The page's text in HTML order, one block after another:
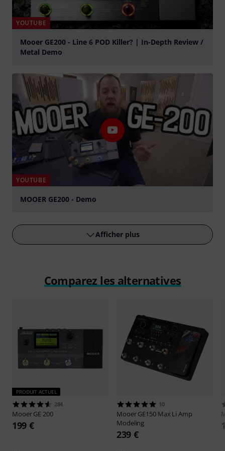
YOUTUBE
Mooer GE200 - Line 6 POD Killer? | In-Depth Review /
Metal Demo
YOUTUBE
MOOER GE200 - Demo
Afficher plus
Comparez les alternatives
PRODUIT ACTUEL
284
MooerGE 200
199 €
10
MooerGE150 Max Li Amp
Modeling
239 €